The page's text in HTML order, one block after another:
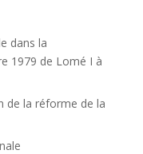
dans la
1979 de Lomé I à
de la réforme de la